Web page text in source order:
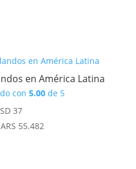
en América Latina
con 5.00de 5
37
ARS 55.482